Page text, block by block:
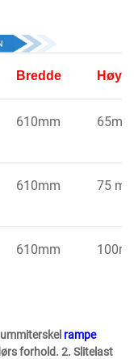
Bredde
610mm 65mm
610mm 75
610mm
rampe
forhold. 2. Slitelast